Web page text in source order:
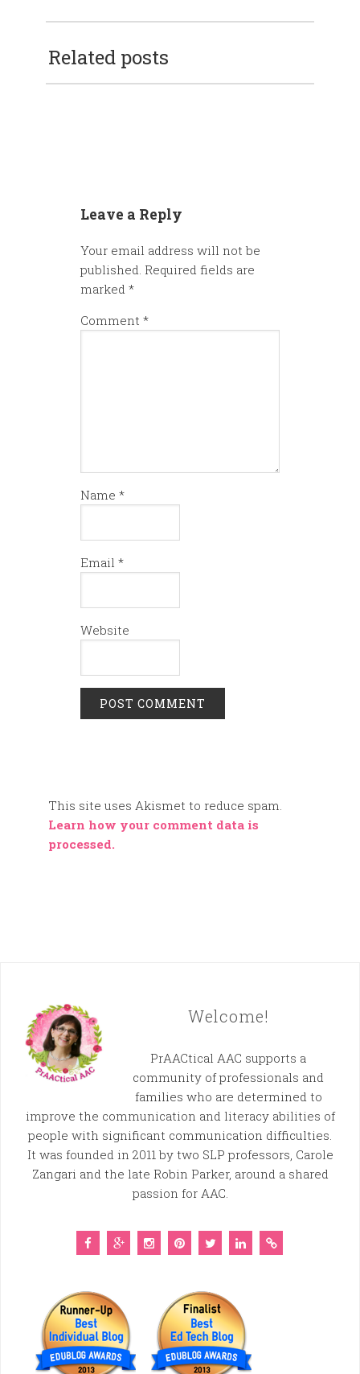
Related posts
Leave a Reply
Your email address will not be
published. Required fields are
marked *
Comment *
Name *
Email *
Website
This site uses Akismet to reduce spam.
Learn how your comment data is
processed.
Welcome!
PrAACtical AAC supports a
community of professionals and
families who are determined to
improve the communication and literacy abilities of
people with significant communication difficulties.
It was founded in 2011 by two SLP professors, Carole
Zangari and the late Robin Parker, around a shared
passion for AAC.